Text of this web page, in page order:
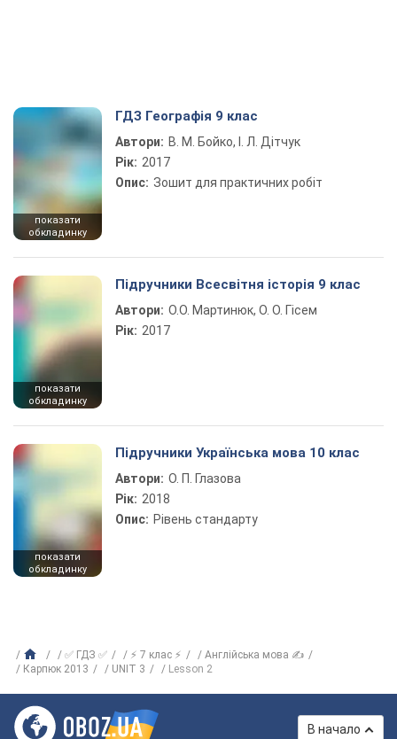
показати
обкладинку
ГДЗ Географія 9 клас
Автори: В. М. Бойко, І. Л. Дітчук
Рік: 2017
Опис: Зошит для практичних робіт
показати
обкладинку
Підручники Всесвітня історія 9 клас
Автори: О.О. Мартинюк, О. О. Гісем
Рік: 2017
показати
обкладинку
Підручники Українська мова 10 клас
Автори: О. П. Глазова
Рік: 2018
Опис: Рівень стандарту
✅ ГДЗ ✅ ⚡ 7 клас ⚡
Англійська мова ✍
Карпюк 2013
UNIT 3 Lesson 2
В начало